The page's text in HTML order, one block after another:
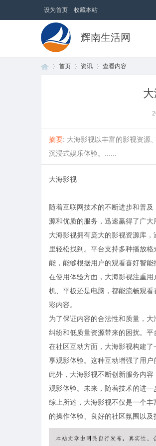
设为首页 收藏本站
辉南生活网
首页 资讯 查看内容
摘要: 大海影视以丰富的影视资源
沉浸式娱乐体验。......
大海影视
随着互联网技术的不断进步和普
源和优质的服务，迅速赢得了广大
大海影视拥有庞大的影视资源库
里轻松找到。平台支持多种播放
能，能够根据用户的观看喜好智能
在使用体验方面，大海影视注重
机、平板还是电脑，都能流畅观
彩内容。
为了保证内容的合法性和质量，
纠纷和低质量资源带来的困扰。
在社区互动方面，大海影视构建
享观影体验。这种互动增强了用
此外，大海影视不断创新服务内
观影体验。未来，随着技术的进一
综上所述，大海影视不仅是一个
的操作体验、良好的社区氛围以